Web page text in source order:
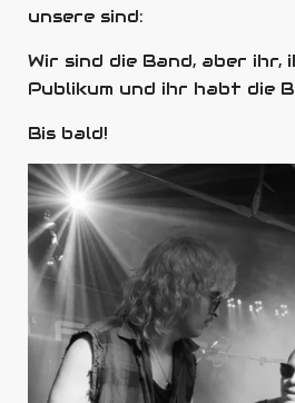
unsere sind:
Wir sind die Band, aber ihr,
Publikum und ihr habt die
Bis bald!